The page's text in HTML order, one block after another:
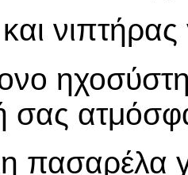
σας
πασαρέλα